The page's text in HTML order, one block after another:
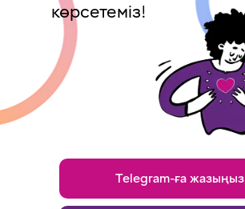
көрсетеміз!
Telegram-ға жазыңыз